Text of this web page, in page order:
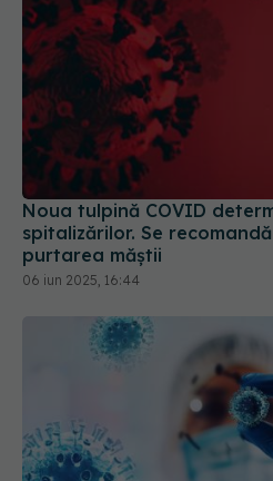
Noua tulpină COVID
spitalizărilor. Se
purtarea măștii
06 iun 2025, 16:44